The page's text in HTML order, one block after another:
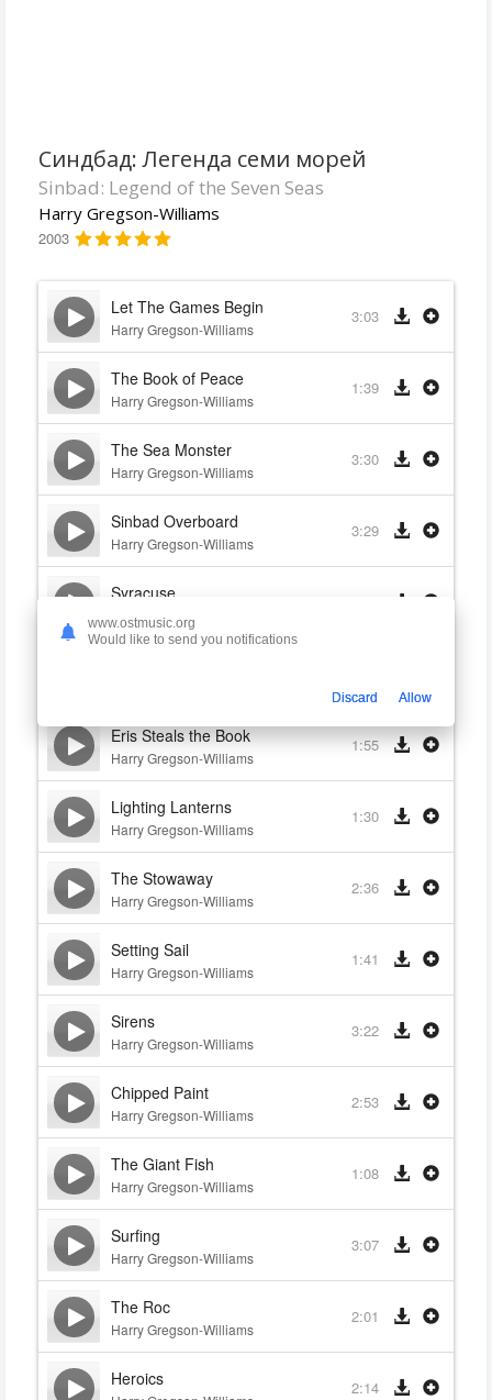
Синдбад: Легенда семи морей
Sinbad: Legend of the Seven Seas
Harry Gregson-Williams
2003
Let The Games Begin
Harry Gregson-Williams
3:03
The Book of Peace
Harry Gregson-Williams
1:39
The Sea Monster
Harry Gregson-Williams
3:30
Sinbad Overboard
Harry Gregson-Williams
3:29
Syracuse
Harry Gregson-Williams
Eris Steals the Book
Harry Gregson-Williams
1:55
Lighting Lanterns
Harry Gregson-Williams
1:30
The Stowaway
Harry Gregson-Williams
2:36
Setting Sail
Harry Gregson-Williams
1:41
Sirens
Harry Gregson-Williams
3:22
Chipped Paint
Harry Gregson-Williams
2:53
The Giant Fish
Harry Gregson-Williams
1:08
Surfing
Harry Gregson-Williams
3:07
The Roc
Harry Gregson-Williams
2:01
Heroics 2:14
www.ostmusic.org
Would like to send you notifications
Discard Allow